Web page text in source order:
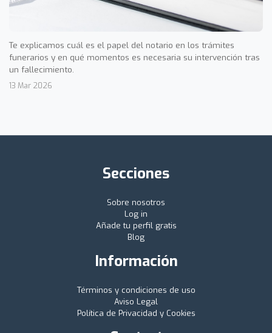
Te explicamos cuál es el papel del notario en los trámites
funerarios y en qué momentos es necesaria su intervención tras
un fallecimiento.
13 Mar 2026
Secciones
Sobre nosotros
Log in
Añade tu perfil gratis
Blog
Información
Términos y condiciones de uso
Aviso Legal
Política de Privacidad y Cookies